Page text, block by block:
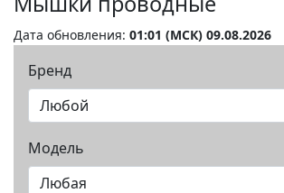
Дата обновления: 01:01 (MCК) 09.08.2026
Бренд
Модель